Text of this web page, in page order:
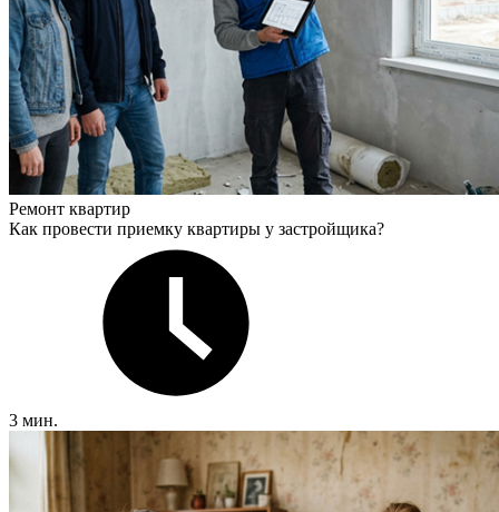
Ремонт квартир
Как провести приемку квартиры у застройщика?
3 мин.